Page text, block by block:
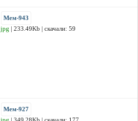
Мем-943
jpg | 233.49Kb | скачали: 59
Мем-927